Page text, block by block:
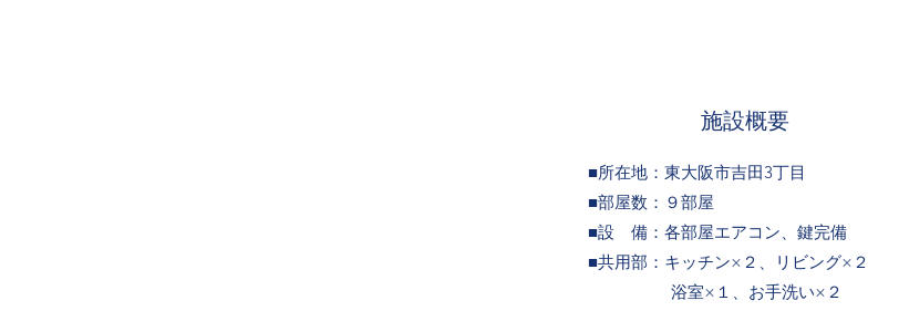
施設概要
■所在地：東大阪市吉田3丁目
■部屋数：９部屋
■設 備：各部屋エアコン、鍵完備
■共用部：キッチン×２、リビング×２
浴室×１、お手洗い×２